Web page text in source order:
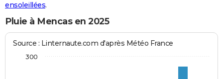
ensoleillées.
Pluie à Mencas en 2025
Source : Linternaute.com d'après Météo France
300